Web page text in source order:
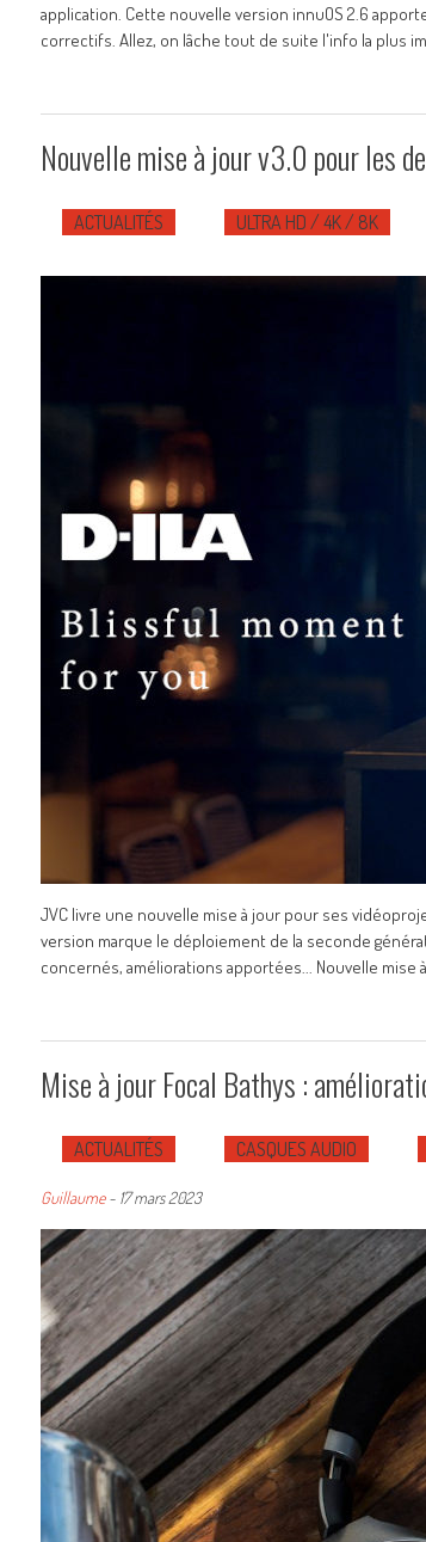
application. Cette nouvelle version innuOS 2.6
correctifs. Allez, on lâche tout de suite l'info la plus
Nouvelle mise à jour v3.0 pour les
ACTUALITÉS ULTRA HD / 4K / 8K
JVC livre une nouvelle mise à jour pour ses
version marque le déploiement de la seconde
concernés, améliorations apportées... Nouvelle mise
Mise à jour Focal Bathys :
ACTUALITÉS CASQUES AUDIO
Guillaume- 17 mars 2023